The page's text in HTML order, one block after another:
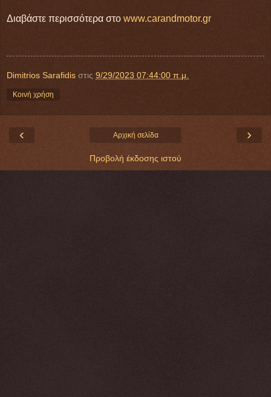
Διαβάστε περισσότερα στο www.carandmotor.gr
Dimitrios Sarafidis στις 9/29/2023 07:44:00 π.μ.
Κοινή χρήση
‹ ›
Αρχική σελίδα
Προβολή έκδοσης ιστού